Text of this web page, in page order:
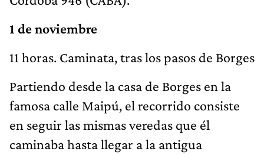
1 de noviembre
11 horas. Caminata, tras los pasos de Borges
Partiendo desde la casa de Borges en la
famosa calle Maipú, el recorrido consiste
en seguir las mismas veredas que él
caminaba hasta llegar a la antigua